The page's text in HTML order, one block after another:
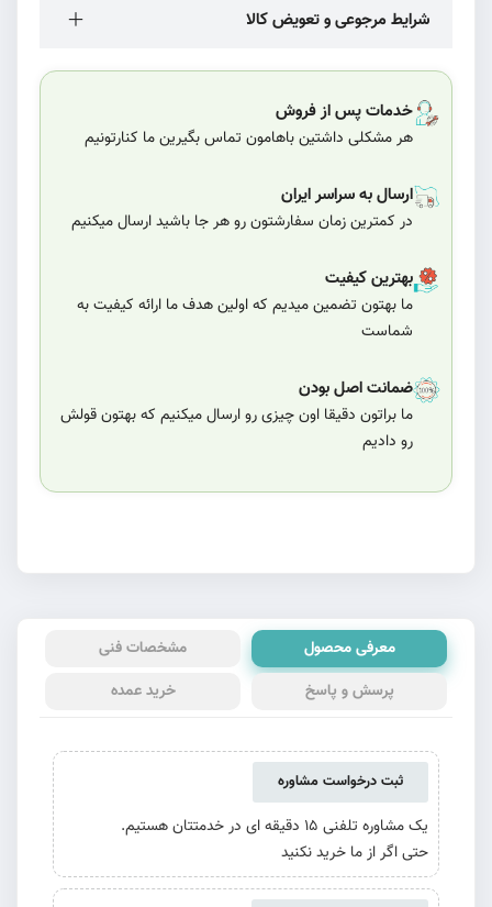
شرایط مرجوعی و تعویض کالا
خدمات پس از فروش
هر مشکلی داشتین باهامون تماس بگیرین ما کنارتونیم
ارسال به سراسر ایران
در کمترین زمان سفارشتون رو هر جا باشید ارسال میکنیم
بهترین کیفیت
ما بهتون تضمین میدیم که اولین هدف ما ارائه کیفیت به
شماست
ضمانت اصل بودن
ما براتون دقیقا اون چیزی رو ارسال میکنیم که بهتون قولش
رو دادیم
معرفی محصول
مشخصات فنی
پرسش و پاسخ
خرید عمده
ثبت درخواست مشاوره
یک مشاوره تلفنی 15 دقیقه ای در خدمتتان هستیم.
حتی اگر از ما خرید نکنید